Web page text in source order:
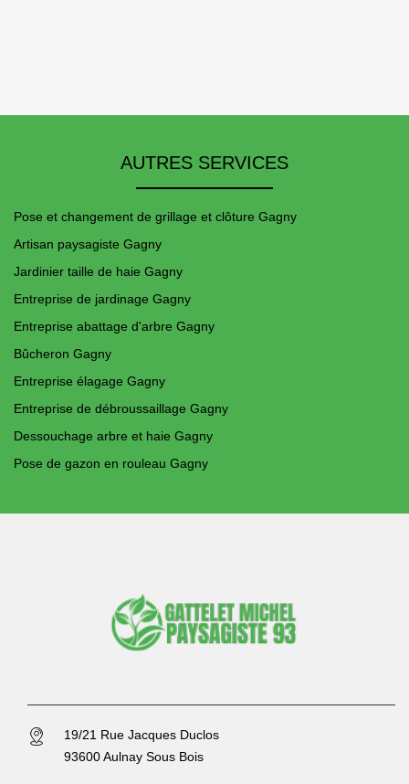
AUTRES SERVICES
Pose et changement de grillage et clôture Gagny
Artisan paysagiste Gagny
Jardinier taille de haie Gagny
Entreprise de jardinage Gagny
Entreprise abattage d'arbre Gagny
Bûcheron Gagny
Entreprise élagage Gagny
Entreprise de débroussaillage Gagny
Dessouchage arbre et haie Gagny
Pose de gazon en rouleau Gagny
19/21 Rue Jacques Duclos
93600 Aulnay Sous Bois